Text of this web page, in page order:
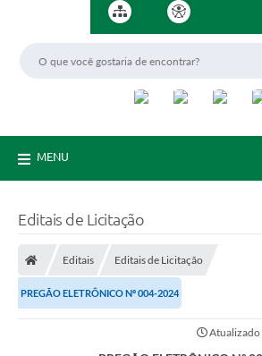
MENU
Editais de Licitação
Editais Editais de Licitação
PREGÃO ELETRÔNICO Nº 004-2024